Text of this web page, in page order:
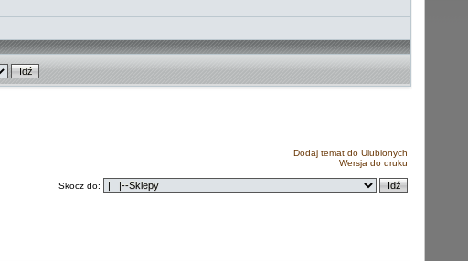
Dodaj temat do Ulubionych
Wersja do druku
Skocz do: